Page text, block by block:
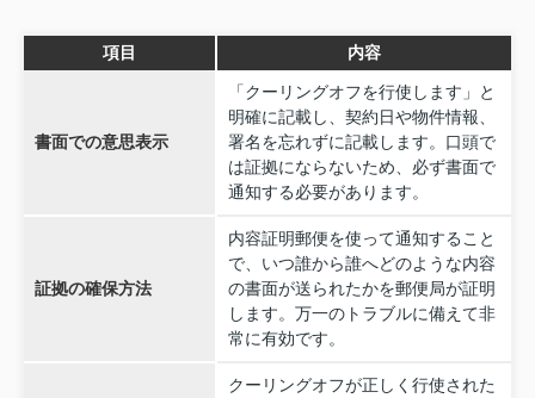
項目 内容
書面での意思表示
「クーリングオフを行使します」と
明確に記載し、契約日や物件情報、
署名を忘れずに記載します。口頭で
は証拠にならないため、必ず書面で
通知する必要があります。
証拠の確保方法
内容証明郵便を使って通知すること
で、いつ誰から誰へどのような内容
の書面が送られたかを郵便局が証明
します。万一のトラブルに備えて非
常に有効です。
クーリングオフが正しく行使された